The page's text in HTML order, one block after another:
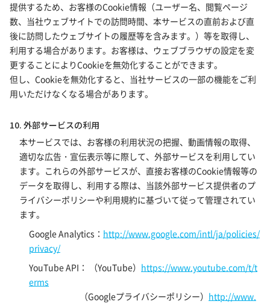
提供するため、お客様のCookie情報（ユーザー名、閲覧ページ
数、当社ウェブサイトでの訪問時間、本サービスの直前および直
後に訪問したウェブサイトの履歴等を含みます。）等を取得し、
利用する場合があります。お客様は、ウェブブラウザの設定を変
更することによりCookieを無効化することができます。
但し、Cookieを無効化すると、当社サービスの一部の機能をご利
用いただけなくなる場合があります。
10. 外部サービスの利用
本サービスでは、お客様の利用状況の把握、動画情報の取得、
適切な広告・宣伝表示等に際して、外部サービスを利用してい
ます。これらの外部サービスが、直接お客様のCookie情報等の
データを取得し、利用する際は、当該外部サービス提供者のプ
ライバシーポリシーや利用規約に基づいて従って管理されてい
ます。
Google Analytics： http://www.google.com/intl/ja/policies/
privacy/
YouTube API： （YouTube） https://www.youtube.com/t/t
erms
（Googleプライバシーポリシー） http://www.